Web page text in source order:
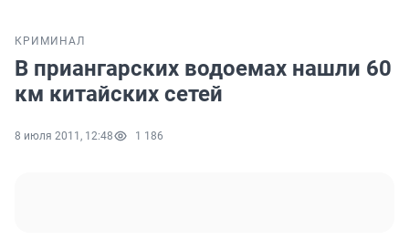
КРИМИНАЛ
В приангарских водоемах нашли 60
км китайских сетей
8 июля 2011, 12:48 1 186